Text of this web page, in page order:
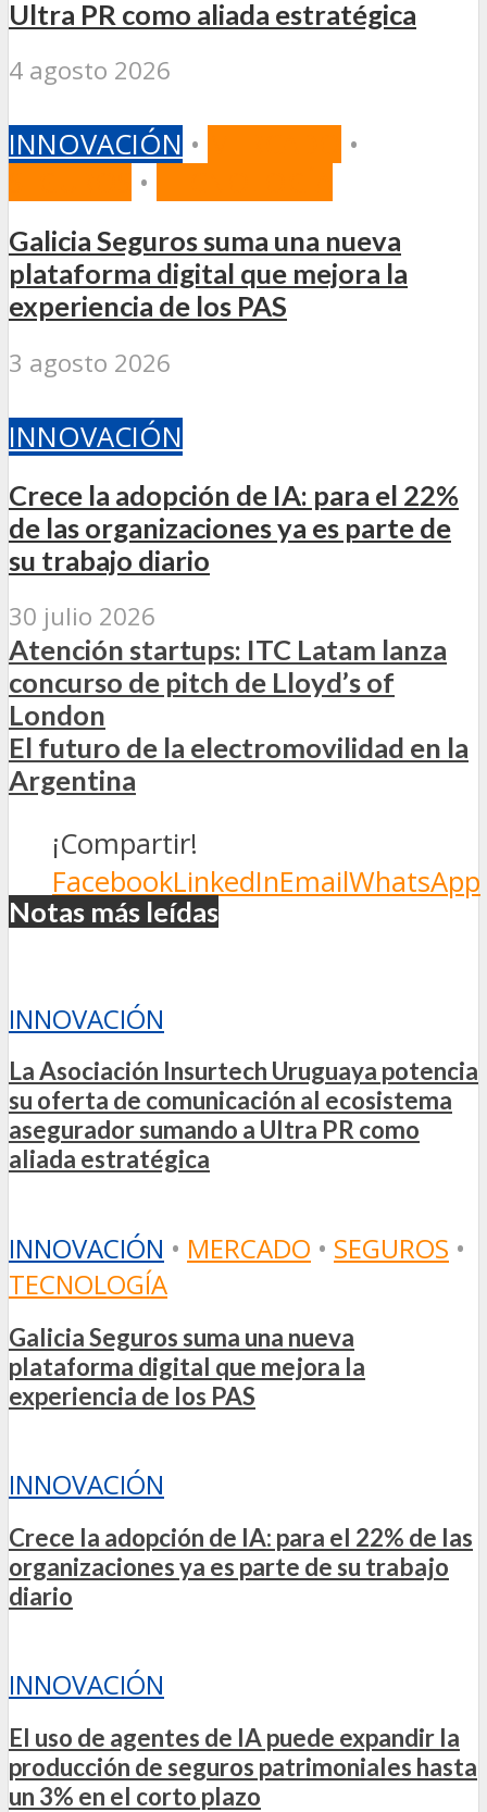
Ultra PR como aliada estratégica
4 agosto 2026
INNOVACIÓN •
•
•
Galicia Seguros suma una nueva
plataforma digital que mejora la
experiencia de los PAS
3 agosto 2026
INNOVACIÓN
Crece la adopción de IA: para el 22%
de las organizaciones ya es parte de
su trabajo diario
30 julio 2026
Atención startups: ITC Latam lanza
concurso de pitch de Lloyd’s of
London
El futuro de la electromovilidad en la
Argentina
¡Compartir!
FacebookLinkedInEmailWhatsApp
Notas más leídas
INNOVACIÓN
La Asociación Insurtech Uruguaya potencia
su oferta de comunicación al ecosistema
asegurador sumando a Ultra PR como
aliada estratégica
INNOVACIÓN • MERCADO • SEGUROS •
TECNOLOGÍA
Galicia Seguros suma una nueva
plataforma digital que mejora la
experiencia de los PAS
INNOVACIÓN
Crece la adopción de IA: para el 22% de las
organizaciones ya es parte de su trabajo
diario
INNOVACIÓN
El uso de agentes de IA puede expandir la
producción de seguros patrimoniales hasta
un 3% en el corto plazo